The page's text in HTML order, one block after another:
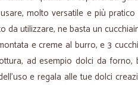
molto versatile e più
da utilizzare, ne basta un
e creme al burro, e 3
ad esempio dolci da forno,
e regala alle tue dolci